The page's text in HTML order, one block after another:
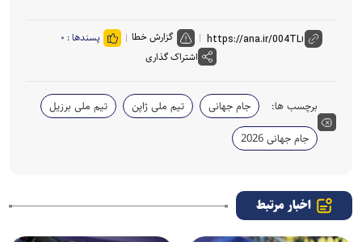
گزارش خطا پسندها : ۰
اشتراک گذاری
برچسب ها: جام جهانی تیم ملی ژاپن
تیم ملی برزیل
جام جهانی 2026
اخبار مرتبط